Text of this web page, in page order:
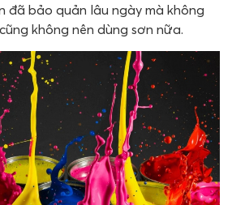
đã bảo quản lâu ngày mà không
không nên dùng sơn nữa.